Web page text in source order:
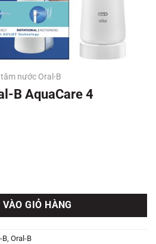
nước Oral-B
B AquaCare 4
4 Cleaning Modes số lượng
GIỎ HÀNG
B, Oral-B